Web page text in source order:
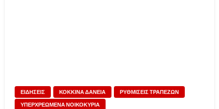
ΕΙΔΗΣΕΙΣ ΚΟΚΚΙΝΑ ΔΑΝΕΙΑ
ΡΥΘΜΙΣΕΙΣ ΤΡΑΠΕΖΩΝ
ΥΠΕΡΧΡΕΩΜΕΝΑ ΝΟΙΚΟΚΥΡΙΑ